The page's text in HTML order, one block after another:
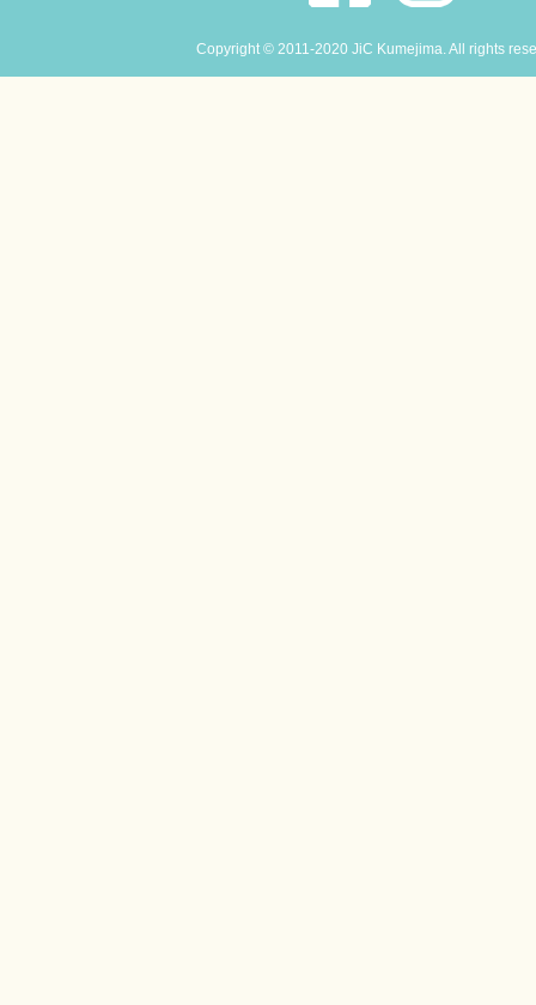
Copyright © 2011-2020 JiC Kumejima. All rights